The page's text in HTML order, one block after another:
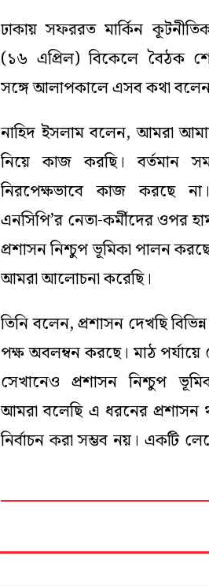
ঢাকায় সফররত মার্কিন
(১৬ এপ্রিল) বিকেলে বৈঠক
সঙ্গে আলাপকালে এসব কথা বলেন
নাহিদ ইসলাম বলেন, আমরা
নিয়ে কাজ করছি। বর্তমান
নিরপেক্ষভাবে কাজ করছে
এনসিপি’র নেতা-কর্মীদের ওপর
প্রশাসন নিশ্চুপ ভূমিকা পালন
আমরা আলোচনা করেছি।
তিনি বলেন, প্রশাসন দেখছি
পক্ষ অবলম্বন করছে। মাঠ পর্যায়ে
সেখানেও প্রশাসন নিশ্চুপ
আমরা বলেছি এ ধরনের
নির্বাচন করা সম্ভব নয়। একটি